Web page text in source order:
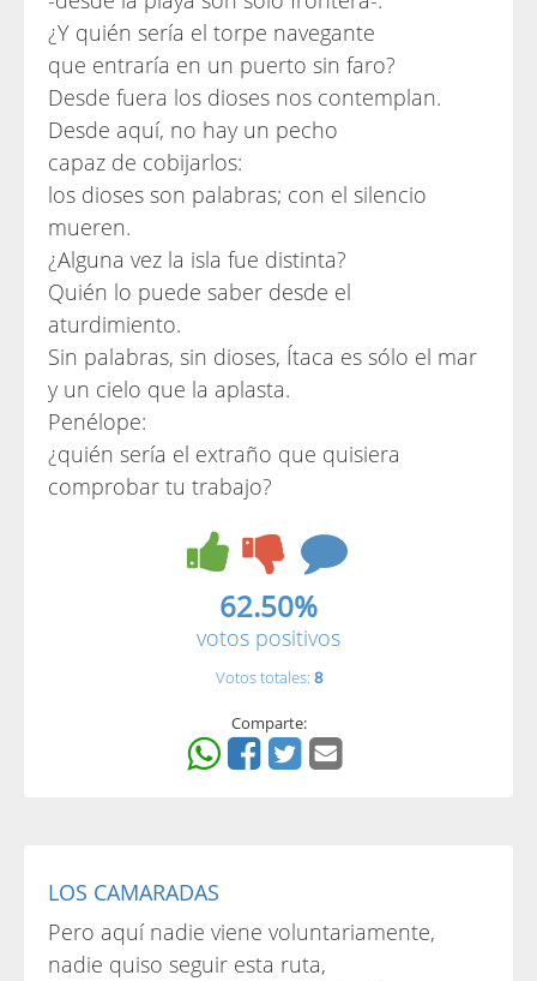
¿Y quién sería el torpe navegante
que entraría en un puerto sin faro?
Desde fuera los dioses nos contemplan.
Desde aquí, no hay un pecho
capaz de cobijarlos:
los dioses son palabras; con el silencio
mueren.
¿Alguna vez la isla fue distinta?
Quién lo puede saber desde el
aturdimiento.
Sin palabras, sin dioses, Ítaca es sólo el mar
y un cielo que la aplasta.
Penélope:
¿quién sería el extraño que quisiera
comprobar tu trabajo?
62.50%
votos positivos
Votos totales: 8
Comparte:
LOS CAMARADAS
Pero aquí nadie viene voluntariamente,
nadie quiso seguir esta ruta,